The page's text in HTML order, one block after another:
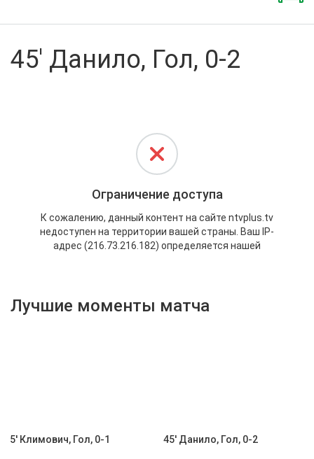
О сайте
45' Данило, Гол, 0-2
Лучшие моменты матча
5' Климович, Гол, 0-1 45' Данило, Гол, 0-2